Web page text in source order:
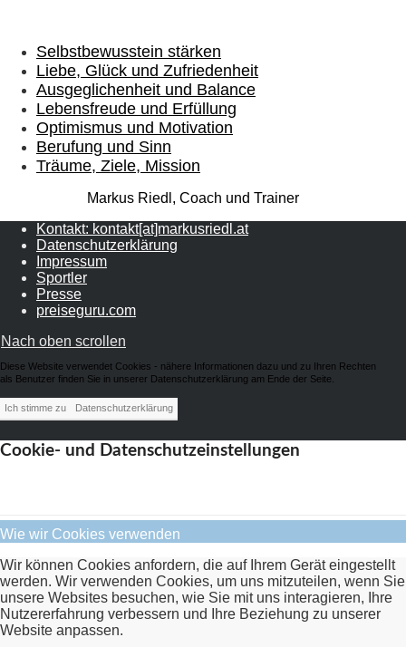
Selbstbewusstein stärken
Liebe, Glück und Zufriedenheit
Ausgeglichenheit und Balance
Lebensfreude und Erfüllung
Optimismus und Motivation
Berufung und Sinn
Träume, Ziele, Mission
Markus Riedl, Coach und Trainer
Kontakt: kontakt[at]markusriedl.at
Datenschutzerklärung
Impressum
Sportler
Presse
preiseguru.com
Nach oben scrollen
Diese Website verwendet Cookies - nähere Informationen dazu und zu Ihren Rechten
als Benutzer finden Sie in unserer Datenschutzerklärung am Ende der Seite.
Ich stimme zu Datenschutzerklärung
Cookie- und Datenschutzeinstellungen
Wie wir Cookies verwenden
Wir können Cookies anfordern, die auf Ihrem Gerät eingestellt
werden. Wir verwenden Cookies, um uns mitzuteilen, wenn Sie
unsere Websites besuchen, wie Sie mit uns interagieren, Ihre
Nutzererfahrung verbessern und Ihre Beziehung zu unserer
Website anpassen.